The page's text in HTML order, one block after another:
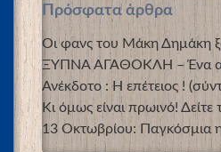
Πρόσφατα άρθρα
Οι φανς του Μάκη Δημάκη
ΞΥΠΝΑ ΑΓΑΘΟΚΛΗ – Ένα
Ανέκδοτο : Η επέτειος !
Κι όμως είναι πρωινό! Δείτε
13 Οκτωβρίου: Παγκόσμια